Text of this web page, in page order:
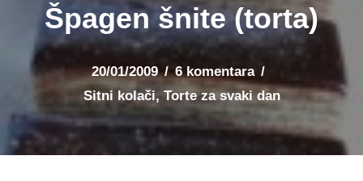
Špagen šnite (torta)
20/01/2009
6 komentara
Sitni kolači,Torte za svaki dan